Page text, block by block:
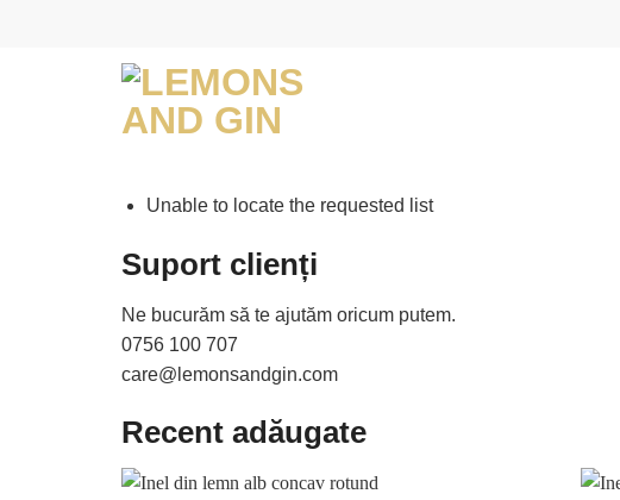
Unable to locate the requested list
Suport clienți
Ne bucurăm să te ajutăm oricum putem.
0756 100 707
care@lemonsandgin.com
Recent adăugate